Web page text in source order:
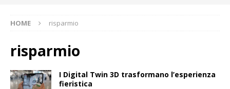
HOME risparmio
risparmio
I Digital Twin 3D trasformano l’esperienza
fieristica